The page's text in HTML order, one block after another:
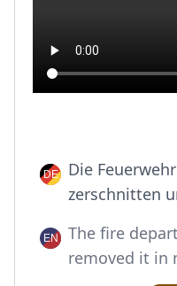
Die
zerschnitten
The fire
removed it in